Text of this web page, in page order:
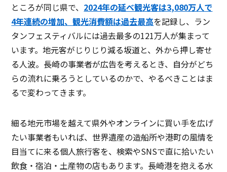
ところが同じ県で、 2024年の延べ観光客は3,080万人で
4年連続の増加、観光消費額は過去最高を記録し、ラン
タンフェスティバルには過去最多の121万人が集まって
います。地元客がじりじり減る坂道と、外から押し寄せ
る人波。長崎の事業者が広告を考えるとき、自分がどち
らの流れに乗ろうとしているのかで、やるべきことはま
るで変わってきます。
細る地元市場を越えて県外やオンラインに買い手を広げ
たい事業者もいれば、世界遺産の造船所や港町の風情を
目当てに来る個人旅行客を、検索やSNSで直に拾いたい
飲食・宿泊・土産物の店もあります。長崎港を抱える水